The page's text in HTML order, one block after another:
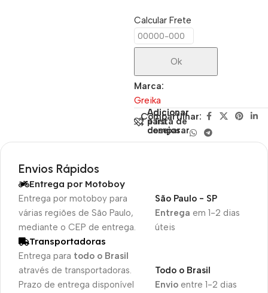
Calcular Frete
Ok
Marca:
Greika
Adicionar
para
comparar
Adicionar
à lista de
desejos
Compartilhar:
Envios Rápidos
Entrega por Motoboy
Entrega por motoboy para
várias regiões de São Paulo,
mediante o CEP de entrega.
Entrega em 1-2 dias
úteis
São Paulo - SP
Transportadoras
Entrega para todo o Brasil
através de transportadoras.
Prazo de entrega disponível
Envioentre 1-2 dias
Todo o Brasil